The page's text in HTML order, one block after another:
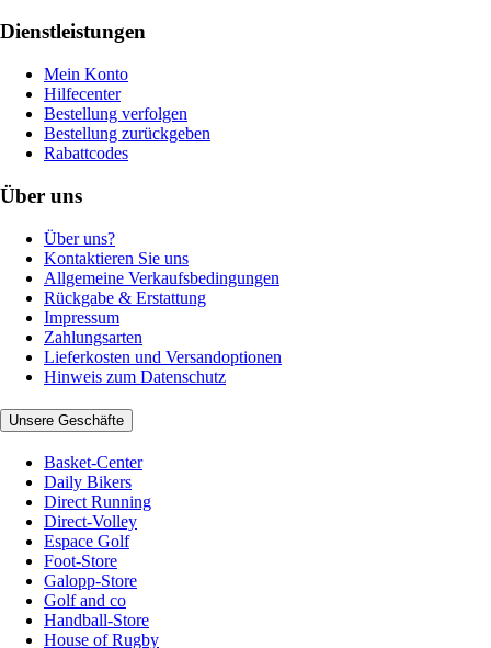
Dienstleistungen
Mein Konto
Hilfecenter
Bestellung verfolgen
Bestellung zurückgeben
Rabattcodes
Über uns
Über uns?
Kontaktieren Sie uns
Allgemeine Verkaufsbedingungen
Rückgabe & Erstattung
Impressum
Zahlungsarten
Lieferkosten und Versandoptionen
Hinweis zum Datenschutz
Unsere Geschäfte
Basket-Center
Daily Bikers
Direct Running
Direct-Volley
Espace Golf
Foot-Store
Galopp-Store
Golf and co
Handball-Store
House of Rugby